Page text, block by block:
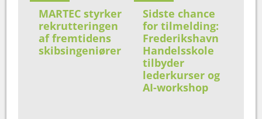
MARTEC styrker
rekrutteringen
af fremtidens
skibsingeniører
Sidste chance
for tilmelding:
Frederikshavn
Handelsskole
tilbyder
lederkurser og
AI-workshop